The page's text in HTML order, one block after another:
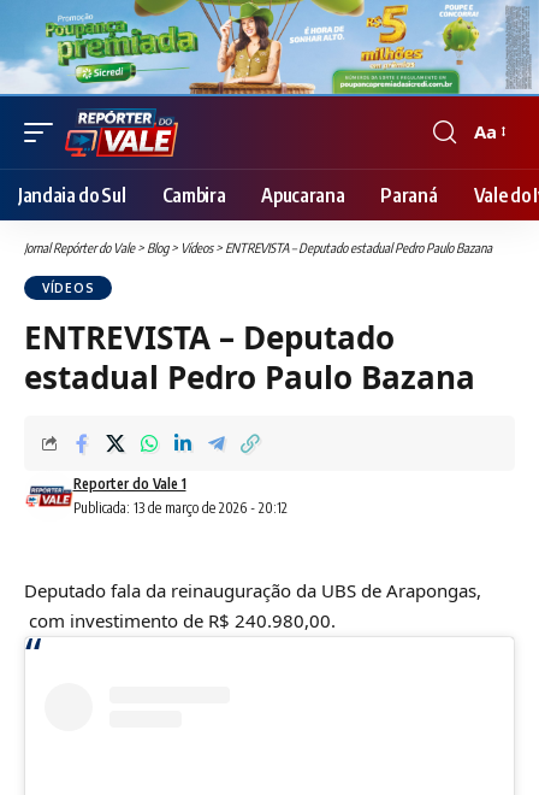
Font
Resizer
Aa
Jandaia do Sul Cambira Apucarana Paraná Vale do
Jornal Repórter do Vale> Blog> Vídeos> ENTREVISTA – Deputado estadual Pedro Paulo Bazana
VÍDEOS
ENTREVISTA – Deputado
estadual Pedro Paulo Bazana
Publicada: 13 de março de 2026 - 20:12
Reporter do Vale 1
Deputado fala da reinauguração da UBS de Arapongas,
com investimento de R$ 240.980,00.